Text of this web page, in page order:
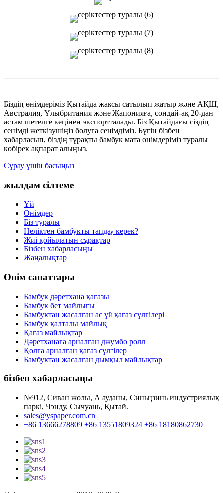
Біздің өнімдеріміз Қытайда жақсы сатылып жатыр және АҚШ,
Австралия, Ұлыбритания және Жапонияға, сондай-ақ 20-дан
астам шетелге кеңінен экспортталады. Біз Қытайдағы сіздің
сенімді жеткізушіңіз болуға сенімдіміз. Бүгін бізбен
хабарласып, біздің тұрақты бамбук мата өнімдеріміз туралы
көбірек ақпарат алыңыз.
Сұрау үшін басыңыз
жылдам сілтеме
Үй
Өнімдер
Біз туралы
Неліктен бамбукты таңдау керек?
Жиі қойылатын сұрақтар
Бізбен хабарласыңы
Жаңалықтар
Өнім санаттары
Бамбук дәретхана қағазы
Бамбук бет майлығы
Бамбуктан жасалған ас үй қағаз сүлгілері
Бамбук қалталы майлық
Қағаз майлықтар
Дәретханаға арналған джумбо ролл
Қолға арналған қағаз сүлгілер
Бамбуктан жасалған дымқыл майлықтар
бізбен хабарласыңы
№912, Сиван жолы, А ауданы, Синьцзинь индустриялық
паркі, Чэнду, Сычуань, Қытай.
sales@yspaper.com.cn
+86 13666278809 +86 13551809324 +86 18180862730